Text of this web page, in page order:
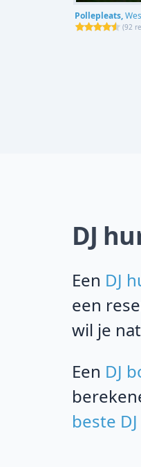
Pollepleats,
(92
DJ
Een DJ
een
wil je
Een DJ
beste